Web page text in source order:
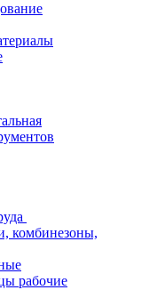
комбинезоны,
рабочие